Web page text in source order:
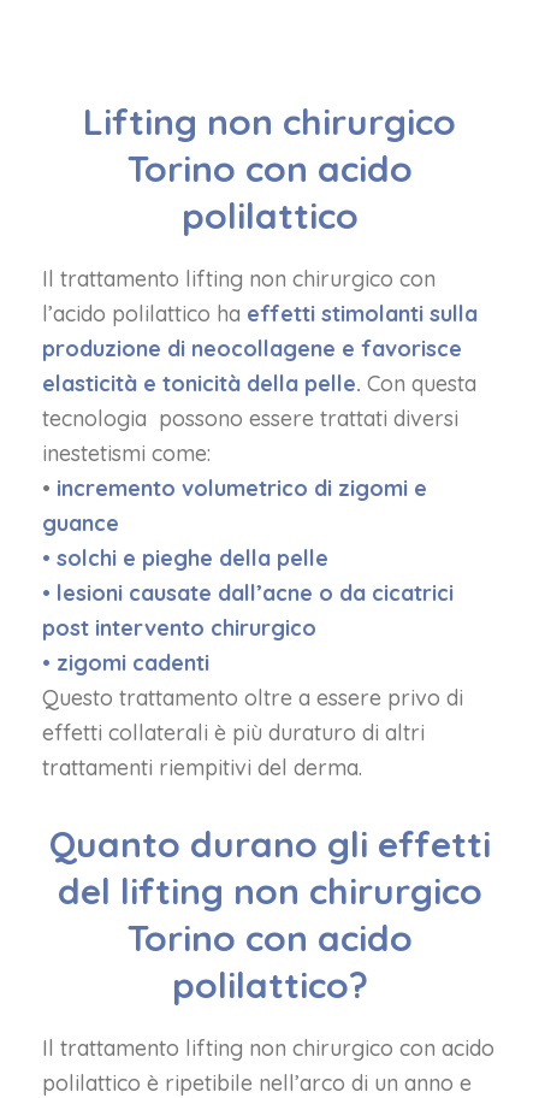
Lifting non chirurgico
Torino con acido
polilattico
Il trattamento lifting non chirurgico con
l’acido polilattico ha effetti stimolanti sulla
produzione di neocollagene e favorisce
elasticità e tonicità della pelle. Con questa
tecnologia possono essere trattati diversi
inestetismi come:
• incremento volumetrico di zigomi e
guance
• solchi e pieghe della pelle
• lesioni causate dall’acne o da cicatrici
post intervento chirurgico
• zigomi cadenti
Questo trattamento oltre a essere privo di
effetti collaterali è più duraturo di altri
trattamenti riempitivi del derma.
Quanto durano gli effetti
del lifting non chirurgico
Torino con acido
polilattico?
Il trattamento lifting non chirurgico con acido
polilattico è ripetibile nell’arco di un anno e